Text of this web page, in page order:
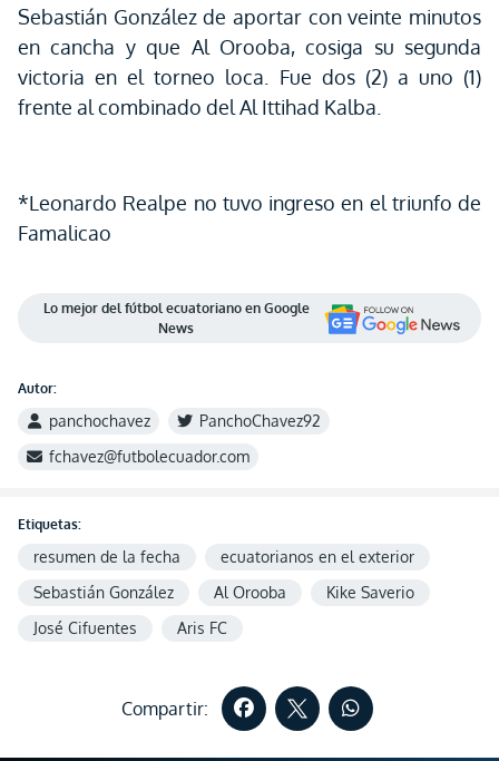
Sebastián González de aportar con veinte minutos
en cancha y que Al Orooba, cosiga su segunda
victoria en el torneo loca. Fue dos (2) a uno (1)
frente al combinado del Al Ittihad Kalba.
*Leonardo Realpe no tuvo ingreso en el triunfo de
Famalicao
Lo mejor del fútbol ecuatoriano en Google
News
Autor:
panchochavez
PanchoChavez92
fchavez@futbolecuador.com
Etiquetas:
resumen de la fecha
ecuatorianos en el exterior
Sebastián González
Al Orooba
Kike Saverio
José Cifuentes
Aris FC
Compartir: